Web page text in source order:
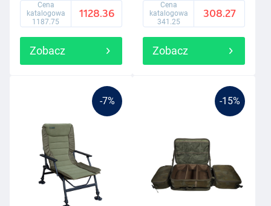
Cena
katalogowa
1187.75
1128.36
Zobacz
Cena
katalogowa
341.25
308.27
Zobacz
-7% -15%